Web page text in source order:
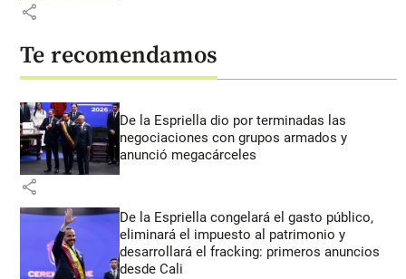
share
Te recomendamos
De la Espriella dio por terminadas las
negociaciones con grupos armados y
anunció megacárceles
share
De la Espriella congelará el gasto público,
eliminará el impuesto al patrimonio y
desarrollará el fracking: primeros anuncios
desde Cali